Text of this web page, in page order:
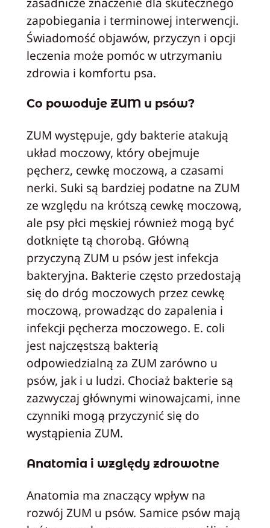
zapobiegania i terminowej interwencji.
Świadomość objawów, przyczyn i opcji
leczenia może pomóc w utrzymaniu
zdrowia i komfortu psa.
Co powoduje ZUM u psów?
ZUM występuje, gdy bakterie atakują
układ moczowy, który obejmuje
pęcherz, cewkę moczową, a czasami
nerki. Suki są bardziej podatne na ZUM
ze względu na krótszą cewkę moczową,
ale psy płci męskiej również mogą być
dotknięte tą chorobą. Główną
przyczyną ZUM u psów jest infekcja
bakteryjna. Bakterie często przedostają
się do dróg moczowych przez cewkę
moczową, prowadząc do zapalenia i
infekcji pęcherza moczowego. E. coli
jest najczęstszą bakterią
odpowiedzialną za ZUM zarówno u
psów, jak i u ludzi. Chociaż bakterie są
zazwyczaj głównymi winowajcami, inne
czynniki mogą przyczynić się do
wystąpienia ZUM.
Anatomia i względy zdrowotne
Anatomia ma znaczący wpływ na
rozwój ZUM u psów. Samice psów mają